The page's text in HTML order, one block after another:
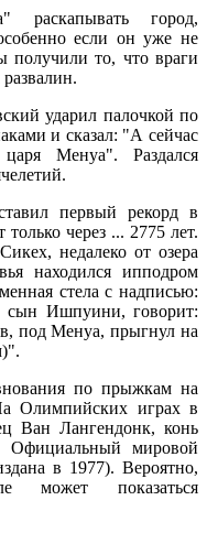
раскапывать город,
если он уже не
получили то, что враги
ударил палочкой по
и сказал: "А сейчас
Менуа". Раздался
первый рекорд в
через ... 2775 лет.
недалеко от озера
находился ипподром
стела с надписью:
сын Ишпуини, говорит:
под Менуа, прыгнул на
по прыжкам на
Олимпийских играх в
Ван Лангендонк, конь
мировой
в 1977). Вероятно,
может показаться